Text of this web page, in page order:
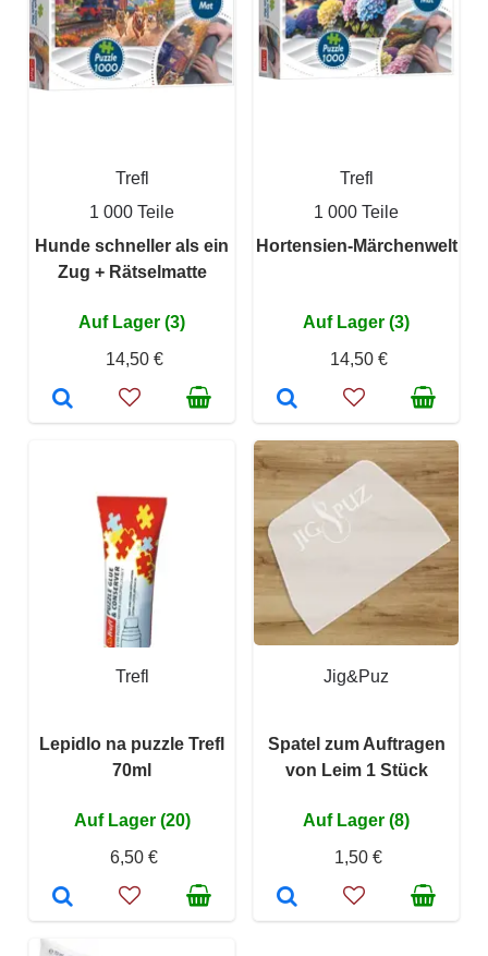
Trefl
1 000 Teile
Hunde schneller als ein
Zug + Rätselmatte
Auf Lager (3)
14,50 €
Trefl
1 000 Teile
Hortensien-Märchenwelt
Auf Lager (3)
14,50 €
Trefl
Lepidlo na puzzle Trefl
70ml
Auf Lager (20)
6,50 €
Jig&Puz
Spatel zum Auftragen
von Leim 1 Stück
Auf Lager (8)
1,50 €